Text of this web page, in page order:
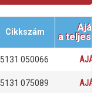
Cikkszám
a teljes
5131 050066
5131 075089